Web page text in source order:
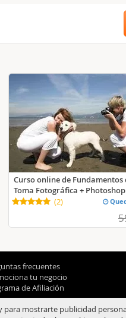
Curso online de Fundamentos
Toma Fotográfica +
(2)
frecuentes
tu negocio
de Afiliación
mostrarte publicidad